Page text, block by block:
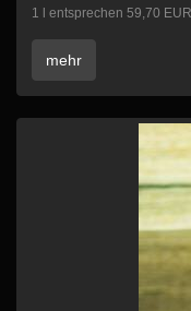
1 l entsprechen 59,70
mehr